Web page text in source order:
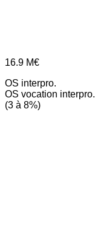
16.9 M€
OS interpro.
OS vocation interpro.
(3 à 8%)